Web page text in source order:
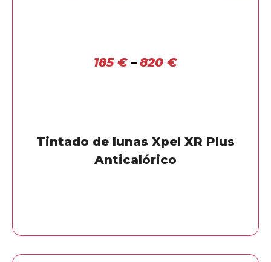
185 € – 820 €
Tintado de lunas Xpel XR Plus
Anticalórico